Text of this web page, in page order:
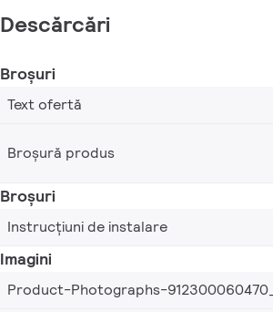
Descărcări
Broșuri
Text ofertă
Broșură produs
Broșuri
Instrucțiuni de instalare
Imagini
Product-Photographs-